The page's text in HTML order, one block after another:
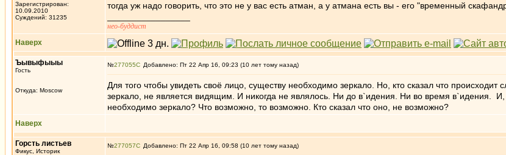
Зарегистрирован:
10.09.2010
Суждений: 31235
тогда уж надо говорить, что это не у вас есть атман, а у атмана есть вы - его "временный
нео-буддист
Наверх
Ъывыфыыы
Гость
Откуда: Moscow
№277055 Добавлено: Пт 22 Апр 16, 09:23 (10 лет тому назад)
Для того чтобы увидеть своё лицо, существу необходимо зеркало. Но, кто сказал что
зеркало, не является видящим. И никогда не являлось. Ни до в`идения. Ни во время в`идения. И,
необходимо зеркало? Что возможно, то возможно. Кто сказал что оно, не возможно?
Наверх
Горсть листьев
Фикус, Историк
№277057 Добавлено: Пт 22 Апр 16, 09:58 (10 лет тому назад)